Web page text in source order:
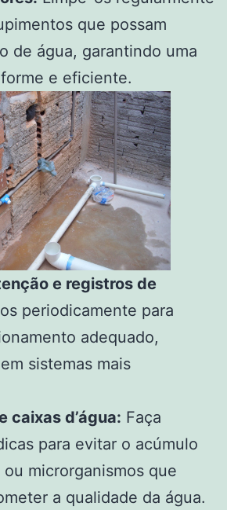
que possam
de água, garantindo uma
e eficiente.
e registros de
periodicamente para
adequado,
sistemas mais
caixas d’água: Faça
para evitar o acúmulo
microrganismos que
a qualidade da água.